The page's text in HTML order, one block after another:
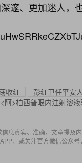
邃、更加迷人，
收红
彭红卫任平安
>柏西普眼内注射溶
息真实、准确，文章提及
，或关注官方微信公众